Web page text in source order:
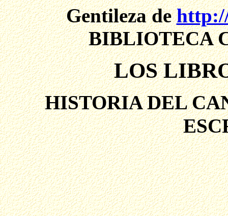
Gentileza de
BIBLIOTECA
LOS
HISTORIA DEL